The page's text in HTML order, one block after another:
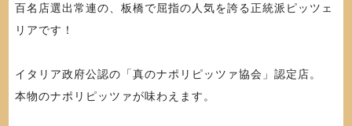
百名店選出常連の、板橋で屈指の人気を誇る正統派ピッツェ
リアです！
イタリア政府公認の「真のナポリピッツァ協会」認定店。
本物のナポリピッツァが味わえます。